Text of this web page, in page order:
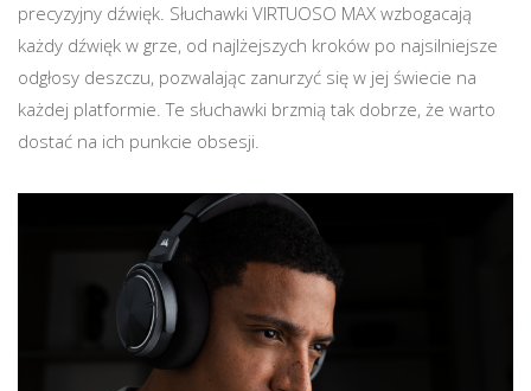
precyzyjny dźwięk. Słuchawki VIRTUOSO MAX wzbogacają
każdy dźwięk w grze, od najlżejszych kroków po najsilniejsze
odgłosy deszczu, pozwalając zanurzyć się w jej świecie na
każdej platformie. Te słuchawki brzmią tak dobrze, że warto
dostać na ich punkcie obsesji.